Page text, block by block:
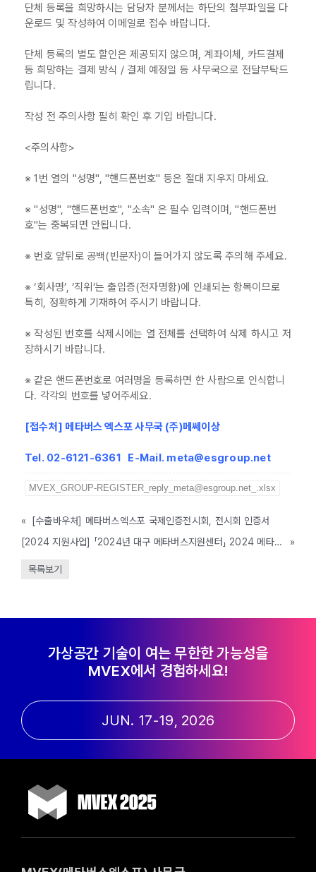
단체 등록을 희망하시는 담당자 분께서는 하단의 첨부파일을 다
운로드 및 작성하여 이메일로 접수 바랍니다.
단체 등록의 별도 할인은 제공되지 않으며, 계좌이체, 카드결제
등 희망하는 결제 방식 / 결제 예정일 등 사무국으로 전달부탁드
립니다.
작성 전 주의사항 필히 확인 후 기입 바랍니다.
<주의사항>
※ 1번 열의 "성명", "핸드폰번호" 등은 절대 지우지 마세요.
※ "성명", "핸드폰번호", "소속" 은 필수 입력이며, "핸드폰번
호"는 중복되면 안됩니다.
※ 번호 앞뒤로 공백(빈문자)이 들어가지 않도록 주의해 주세요.
※ ‘회사명’, ‘직위’는 출입증(전자명함)에 인쇄되는 항목이므로
특히, 정확하게 기재하여 주시기 바랍니다.
※ 작성된 번호를 삭제시에는 열 전체를 선택하여 삭제 하시고 저
장하시기 바랍니다.
※ 같은 핸드폰번호로 여러명을 등록하면 한 사람으로 인식합니
다. 각각의 번호를 넣어주세요.
[접수처] 메타버스 엑스포 사무국 (주)메쎄이상
Tel. 02-6121-6361 E-Mail. meta@esgroup.net
MVEX_GROUP-REGISTER_reply_meta@esgroup.net_.xlsx
«
[수출바우처] 메타버스엑스포 국제인증전시회, 전시회 인증서
[2024 지원사업] 「2024년 대구 메타버스지원센터」 2024 메타버스 엑스포 전시회 참가지원 모집 공고(대구, ~4/26까지)
»
목록보기
가상공간 기술이 여는 무한한 가능성을
MVEX에서 경험하세요!
JUN. 17-19, 2026